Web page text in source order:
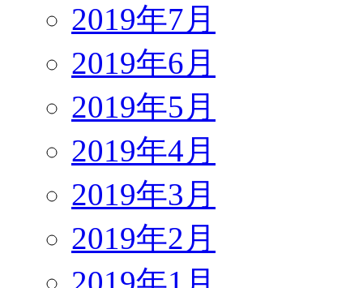
2019年7月
2019年6月
2019年5月
2019年4月
2019年3月
2019年2月